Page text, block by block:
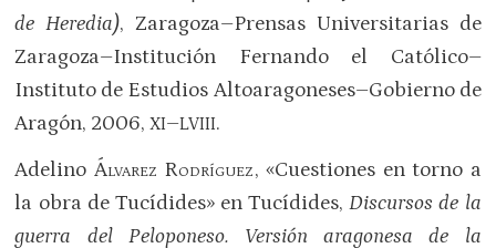
de Heredia), Zaragoza–Prensas Universitarias de
Zaragoza–Institución Fernando el Católico–
Instituto de Estudios Altoaragoneses–Gobierno de
Aragón, 2006,XI–LVIII.
Adelino Álvarez Rodríguez, «Cuestiones en torno a
la obra de Tucídides» en Tucídides,Discursos de la
guerra del Peloponeso. Versión aragonesa de la